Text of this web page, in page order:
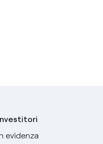
evidenza